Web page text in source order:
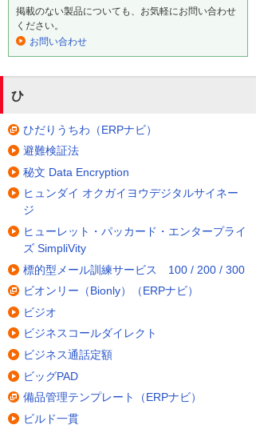
掲載のない製品についても、お気軽にお問い合わせ
ください。
お問い合わせ
ひ
ひだりうちわ（ERPナビ）
避難検証法
秘文 Data Encryption
ヒュンダイ オクガイヨウデジタルサイネー
ジ
ヒューレット・パッカード・エンタープライ
ズ SimpliVity
標的型メール訓練サービス 100 / 200 / 300
ビオンリー（Bionly）（ERPナビ）
ビジオ
ビジネスコールダイレクト
ビジネス通話定額
ビッグPAD
備品管理テンプレート（ERPナビ）
ビルド一貫